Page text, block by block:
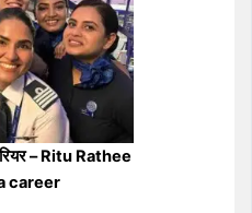
– Ritu Rathee
career